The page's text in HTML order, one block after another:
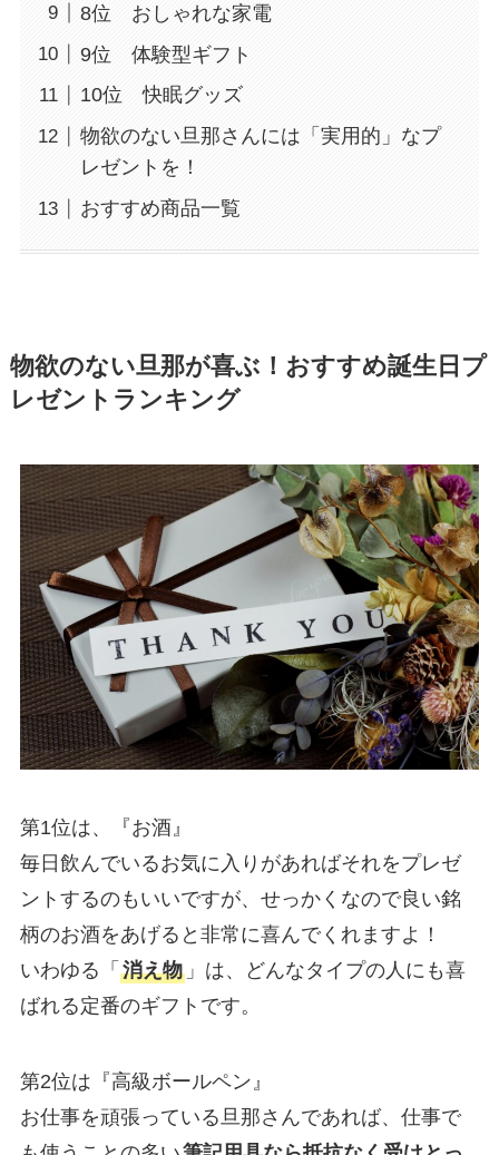
8位 おしゃれな家電
9位 体験型ギフト
10位 快眠グッズ
物欲のない旦那さんには「実用的」なプ
レゼントを！
おすすめ商品一覧
物欲のない旦那が喜ぶ！おすすめ誕生日プ
レゼントランキング
第1位は、『お酒』
毎日飲んでいるお気に入りがあればそれをプレゼ
ントするのもいいですが、せっかくなので良い銘
柄のお酒をあげると非常に喜んでくれますよ！
いわゆる「 消え物」は、どんなタイプの人にも喜
ばれる定番のギフトです。
第2位は『高級ボールペン』
お仕事を頑張っている旦那さんであれば、仕事で